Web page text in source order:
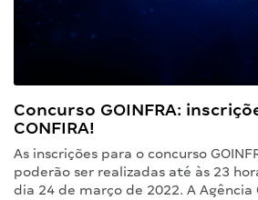
Concurso GOINFRA:
CONFIRA!
As inscrições para o concurso
poderão ser realizadas até às 23
dia 24 de março de 2022. A Agência